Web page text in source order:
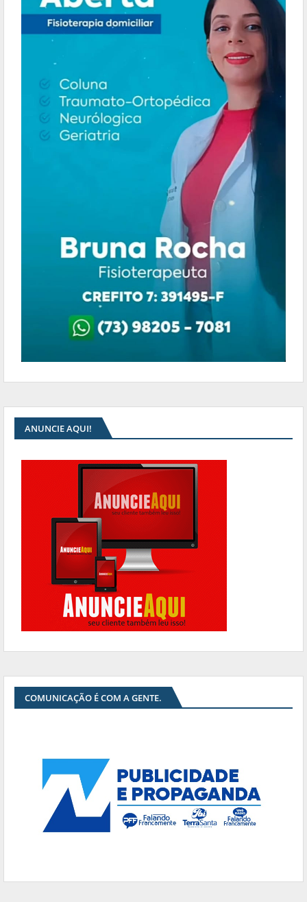
ANUNCIE AQUI!
COMUNICAÇÃO É COM A GENTE.